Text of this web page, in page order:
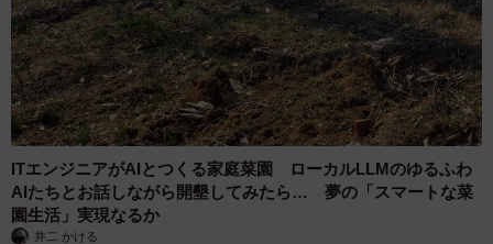
ITエンジニアがAIとつくる家庭菜園 ローカルLLMのゆるふわ
AIたちとお話しながら開墾してみたら… 夢の「スマートな菜
園生活」実現なるか
井二 かける